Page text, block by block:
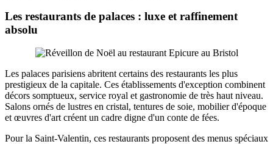
Les restaurants de palaces : luxe et raffinement
absolu
Les palaces parisiens abritent certains des restaurants les plus
prestigieux de la capitale. Ces établissements d'exception combinent
décors somptueux, service royal et gastronomie de très haut niveau.
Salons ornés de lustres en cristal, tentures de soie, mobilier d'époque
et œuvres d'art créent un cadre digne d'un conte de fées.
Pour la Saint-Valentin, ces restaurants proposent des menus spéciaux